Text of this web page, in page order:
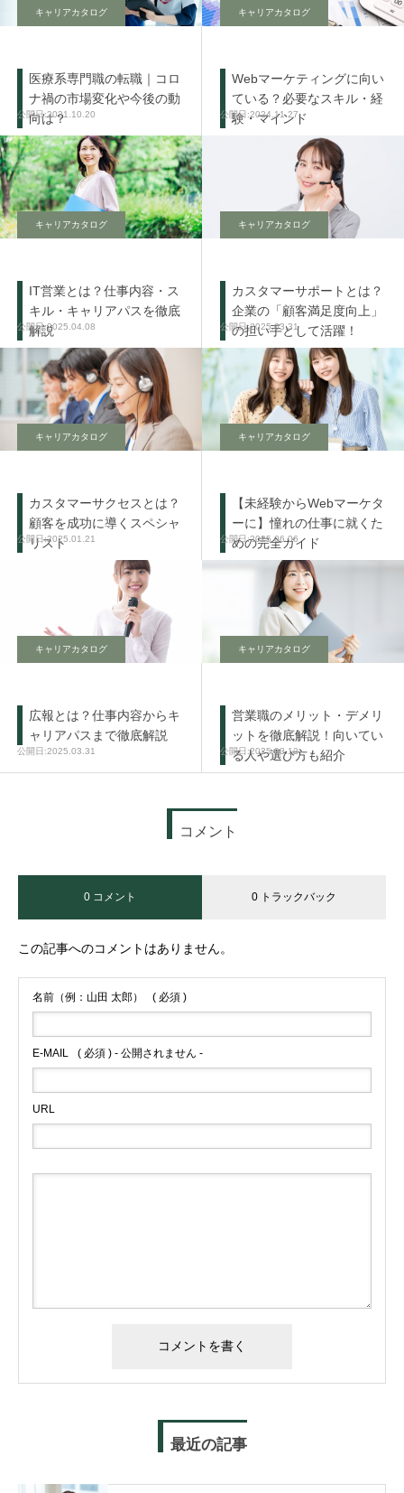
キャリアカタログ
医療系専門職の転職｜コロ
ナ禍の市場変化や今後の動
向は？2021.10.20
キャリアカタログ
Webマーケティングに向い
ている？必要なスキル・経
験・マインド
2024.11.27
キャリアカタログ
IT営業とは？仕事内容・ス
キル・キャリアパスを徹底
解説2025.04.08
キャリアカタログ
カスタマーサポートとは？
企業の「顧客満足度向上」
の担い手として活躍！
2025.03.31
キャリアカタログ
カスタマーサクセスとは？
顧客を成功に導くスペシャ
リスト2025.01.21
キャリアカタログ
【未経験からWebマーケタ
ーに】憧れの仕事に就くた
めの完全ガイド
2025.06.06
キャリアカタログ
広報とは？仕事内容からキ
ャリアパスまで徹底解説
2025.03.31
キャリアカタログ
営業職のメリット・デメリ
ットを徹底解説！向いてい
る人や選び方も紹介
2025.03.12
コメント
0 コメント 0 トラックバック
この記事へのコメントはありません。
名前（例：山田 太郎） ( 必須 )
E-MAIL ( 必須 ) - 公開されません -
URL
最近の記事